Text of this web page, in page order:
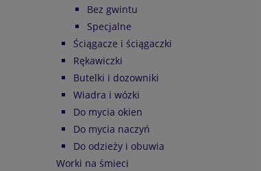
Bez gwintu
Specjalne
Ściągacze i ściągaczki
Rękawiczki
Butelki i dozowniki
Wiadra i wózki
Do mycia okien
Do mycia naczyń
Do odzieży i obuwia
Worki na śmieci